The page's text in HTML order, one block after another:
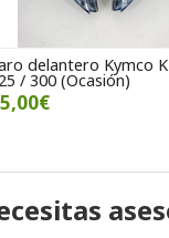
delantero Kymco
/ 300 (Ocasión)